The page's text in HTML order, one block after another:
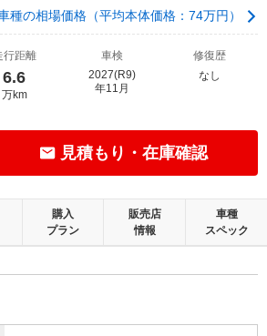
種の相場価格（平均本体価格：74万円）
行距離
6.6
万km
車検
2027(R9)
年11月
修復歴
なし
見積もり・在庫確認
購入
プラン
販売店
情報
車種
スペック